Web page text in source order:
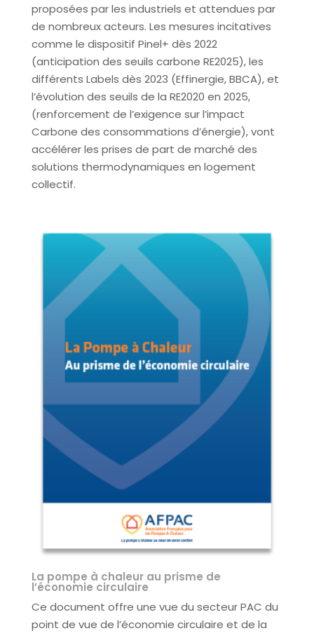
proposées par les industriels et attendues par
de nombreux acteurs. Les mesures incitatives
comme le dispositif Pinel+ dès 2022
(anticipation des seuils carbone RE2025), les
différents Labels dès 2023 (Effinergie, BBCA), et
l’évolution des seuils de la RE2020 en 2025,
(renforcement de l’exigence sur l’impact
Carbone des consommations d’énergie), vont
accélérer les prises de part de marché des
solutions thermodynamiques en logement
collectif.
La pompe à chaleur au prisme de
l’économie circulaire
Ce document offre une vue du secteur PAC du
point de vue de l’économie circulaire et de la